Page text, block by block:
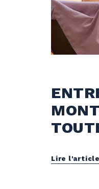
Lire l'article